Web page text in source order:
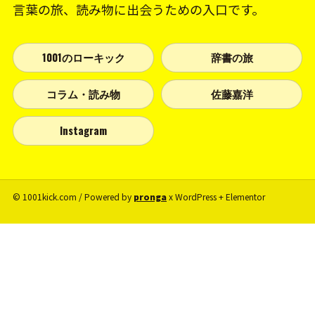
言葉の旅、読み物に出会うための入口です。
1001のローキック 辞書の旅
コラム・読み物 佐藤嘉洋
Instagram
© 1001kick.com / Powered by prongax WordPress + Elementor